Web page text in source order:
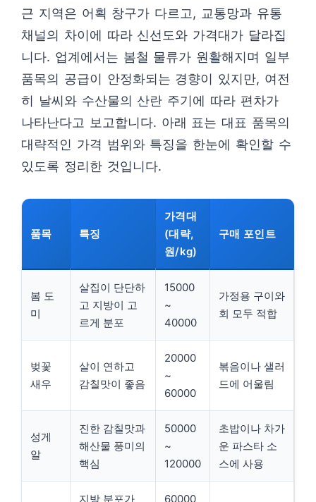
근 지역은 어획 창구가 다르고, 교통망과 유통
채널의 차이에 따라 신선도와 가격대가 달라집
니다. 업계에서는 봄철 물류가 원활해지며 일부
품목의 공급이 안정화되는 경향이 있지만, 여전
히 날씨와 수산물의 산란 주기에 따라 편차가
나타난다고 보고합니다. 아래 표는 대표 품목의
대략적인 가격 범위와 특징을 한눈에 확인할 수
있도록 정리한 것입니다.
품목 특징
가격대
(대략,
원/kg)
구매 포인트
봄 도
미
살집이 단단하
고 지방이 고
르게 분포
15000
~
40000
가정용 구이와
회 모두 적합
벚꽃
새우
살이 연하고
감칠맛이 좋음
20000
~
60000
볶음이나 샐러
드에 어울림
성게
알
진한 감칠맛과
해산물 풍미의
핵심
50000
~
120000
초밥이나 차가
운 파스타 소
스에 사용
지방 분포가 60000